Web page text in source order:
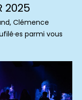
2025
Clémence
parmi vous